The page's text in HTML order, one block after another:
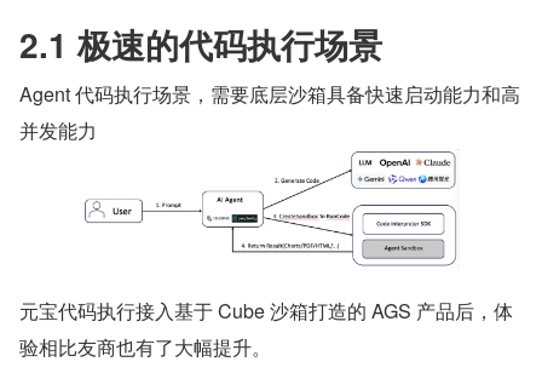
2.1 极速的代码执行场景
Agent 代码执行场景，需要底层沙箱具备快速启动能力和高
并发能力
元宝代码执行接入基于 Cube 沙箱打造的 AGS 产品后，体
验相比友商也有了大幅提升。